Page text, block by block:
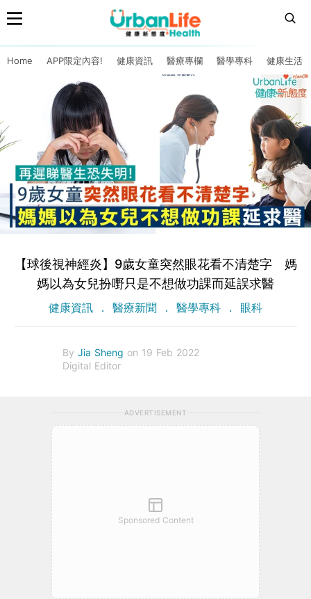
Home APP限定內容! 健康資訊 醫療專欄 醫學專科 健康生活
【球後視神經炎】9歲女童突然眼花看不清楚字 媽
媽以為女兒扮嘢只是不想做功課而延誤求醫
健康資訊 醫療新聞 醫學專科 眼科
By Jia Sheng on 19 Feb 2022
Digital Editor
ADVERTISEMENT
Sponsored Content